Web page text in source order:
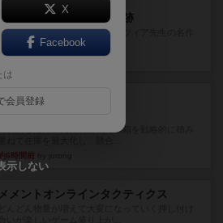
アルナックの失われし遺跡
アナログ対人プレイ数回。クニツィア先生の名作
「エルドラドを探して」にあ...
約1時間前by おーちゃん
画像付き
目的あなたの店先に農産物の木箱を戦略的に積み
6時間前
メメントオンラインタクティクス
X
Facebook
は
会員登録
示しない